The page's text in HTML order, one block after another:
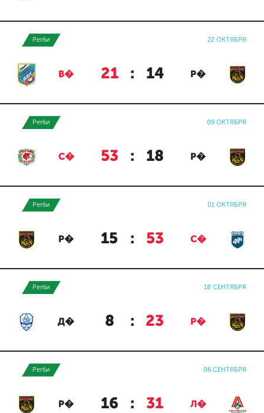
Регби 22 ОКТЯБРЯ
В� 21 : 14 Р�
Регби 09 ОКТЯБРЯ
С� 53 : 18 Р�
Регби 01 ОКТЯБРЯ
Р� 15 : 53 С�
Регби 18 СЕНТЯБРЯ
Д� 8 : 23 Р�
Регби 06 СЕНТЯБРЯ
Р� 16 : 31 Л�